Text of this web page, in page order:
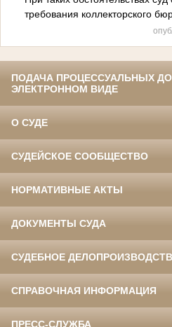
требования коллекторского
ПОДАЧА ПРОЦЕССУАЛЬНЫХ
ЭЛЕКТРОННОМ ВИДЕ
О СУДЕ
СУДЕЙСКОЕ СООБЩЕСТВО
НОРМАТИВНЫЕ АКТЫ
ДОКУМЕНТЫ СУДА
СУДЕБНОЕ
СПРАВОЧНАЯ ИНФОРМАЦИЯ
ПРЕСС-СЛУЖБА